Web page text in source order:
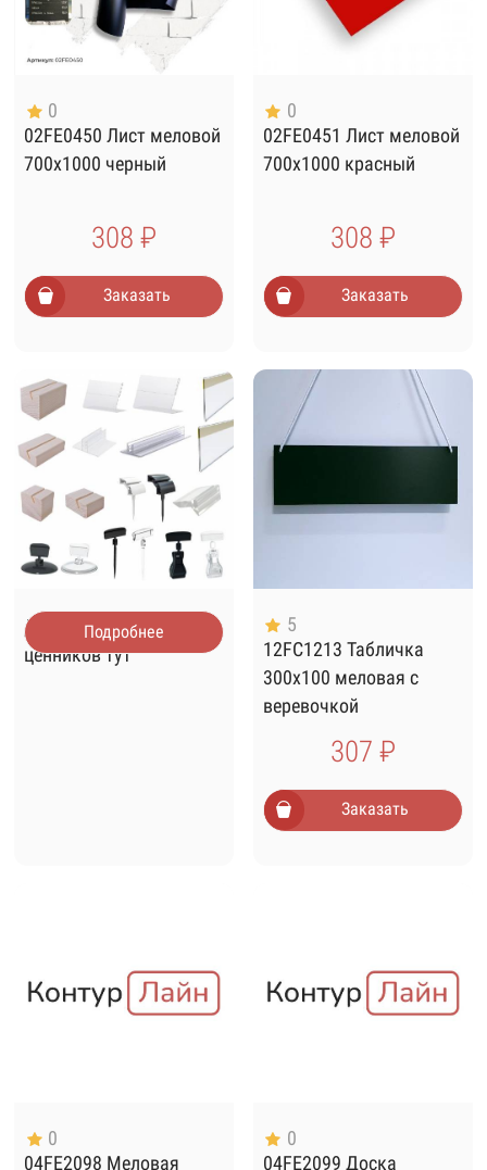
0
02FE0450 Лист меловой
700х1000 черный
308 ₽
Заказать
0
02FE0451 Лист меловой
700х1000 красный
308 ₽
Заказать
Держатели для
ценников тут
Подробнее
5
12FC1213 Табличка
300х100 меловая с
веревочкой
307 ₽
Заказать
0
04FE2098 Меловая
0
04FE2099 Доска